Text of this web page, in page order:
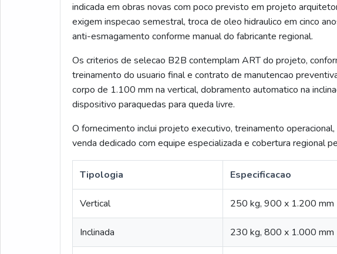
indicada em obras novas com poco previsto em projeto
exigem inspecao semestral, troca de oleo hidraulico em cinco
anti-esmagamento conforme manual do fabricante regional.
Os criterios de selecao B2B contemplam ART do projeto,
treinamento do usuario final e contrato de manutencao
corpo de 1.100 mm na vertical, dobramento automatico na
dispositivo paraquedas para queda livre.
O fornecimento inclui projeto executivo, treinamento
venda dedicado com equipe especializada e cobertura regional
Tipologia Especificacao
Vertical 250 kg, 900 x 1.200 mm
Inclinada 230 kg, 800 x 1.000 mm